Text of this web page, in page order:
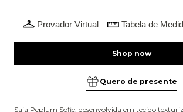
Provador Virtual Tabela de
Quero de presente
Saia Peplum Sofie, desenvolvida em tecido